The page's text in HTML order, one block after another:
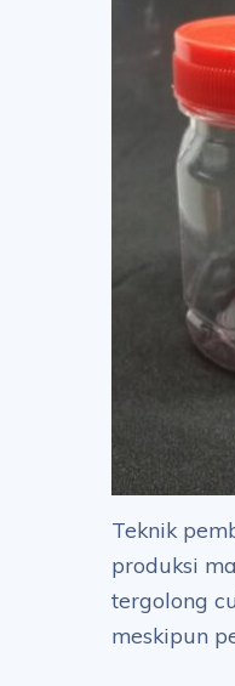
Teknik
produksi
tergolong
meskipun